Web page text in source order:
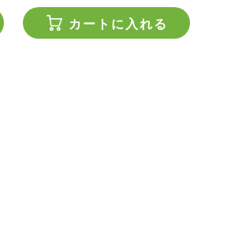
カートに入れる